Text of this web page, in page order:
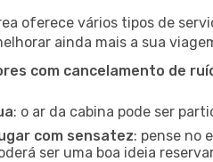
oferece vários tipos de
ainda mais a sua
com cancelamento de
: o ar da cabina pode ser
com sensatez: pense no
ser uma boa ideia